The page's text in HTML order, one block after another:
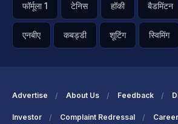
फॉर्मूला 1 टेनिस हॉकी बैडमिंटन
एनबीए कबड्डी शूटिंग स्विमिंग
Advertise About Us Feedback
Investor Complaint Redressal